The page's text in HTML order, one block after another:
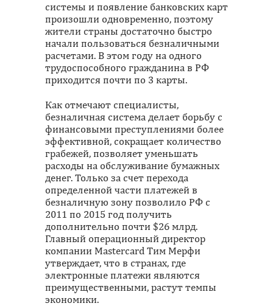
системы и появление банковских карт
произошли одновременно, поэтому
жители страны достаточно быстро
начали пользоваться безналичными
расчетами. В этом году на одного
трудоспособного гражданина в РФ
приходится почти по 3 карты.
Как отмечают специалисты,
безналичная система делает борьбу с
финансовыми преступлениями более
эффективной, сокращает количество
грабежей, позволяет уменьшать
расходы на обслуживание бумажных
денег. Только за счет перехода
определенной части платежей в
безналичную зону позволило РФ с
2011 по 2015 год получить
дополнительно почти $26 млрд.
Главный операционный директор
компании Masterсard Тим Мерфи
утверждает, что в странах, где
электронные платежи являются
преимущественными, растут темпы
экономики.